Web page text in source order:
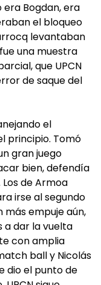
era Bogdan, era
el bloqueo
levantaban
una muestra
que UPCN
de saque del
el
principio. Tomó
gran juego
bien, defendía
de Armoa
irse al segundo
más empuje aún,
a dar la vuelta
con amplia
ball y Nicolás
dio el punto de